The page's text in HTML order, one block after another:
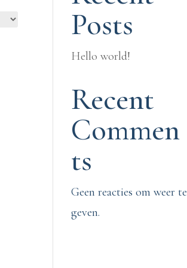
Posts
Hello world!
Recent
Commen
ts
Geen reacties om weer te
geven.